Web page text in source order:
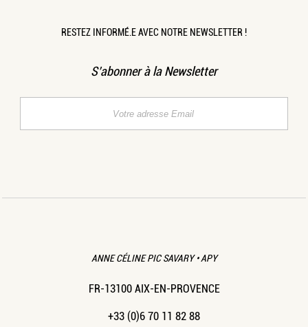
RESTEZ INFORMÉ.E AVEC NOTRE NEWSLETTER !
S’abonner à la Newsletter
ANNE CÉLINE PIC SAVARY • APY
FR-13100 AIX-EN-PROVENCE
+33 (0)6 70 11 82 88